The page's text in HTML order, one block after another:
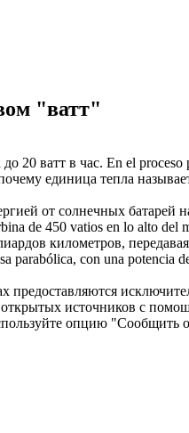
"ватт"
до 20 ватт в час. En el proceso
единица тепла
от солнечных
de 450 vatios en lo alto del
километров,
parabólica, con una potencia
открытых источников с
опцию "Сообщить